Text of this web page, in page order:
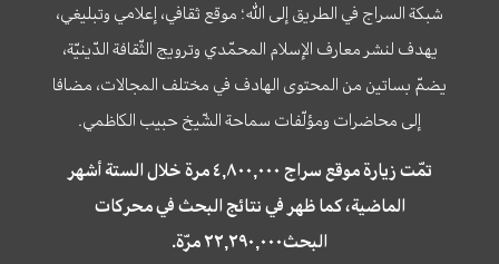
شبكة السراج في الطريق إلى الله؛ موقع ثقافي، إعلامي وتبليغي،
يهدف لنشر معارف الإسلام المحمّدي وترويج الثّقافة الدّينيّة،
يضمّ بساتين من المحتوى الهادف في مختلف المجالات، مضافا
إلى محاضرات ومؤلّفات سماحة الشّيخ حبيب الكاظمي.
تمّت زيارة موقع سراج ٤,٨٠٠,٠٠٠ مرة خلال الستة أشهر
الماضية، كما ظهر في نتائج البحث في محركات
البحث٢٢,٢٩٠,٠٠٠ مرّة.